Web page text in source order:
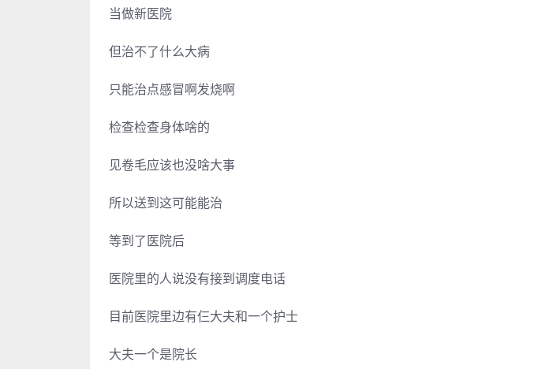
当做新医院
但治不了什么大病
只能治点感冒啊发烧啊
检查检查身体啥的
见卷毛应该也没啥大事
所以送到这可能能治
等到了医院后
医院里的人说没有接到调度电话
目前医院里边有仨大夫和一个护士
大夫一个是院长